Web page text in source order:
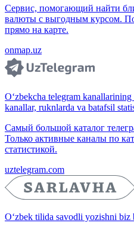
Сервис, помогающий найти
валюты с выгодным курсом.
прямо на карте.
onmap.uz
O‘zbekcha telegram
kanallar, ruknlarda va batafsil
Самый большой каталог
Только активные каналы по
статистикой.
uztelegram.com
O‘zbek tilida savodli yozishni biz